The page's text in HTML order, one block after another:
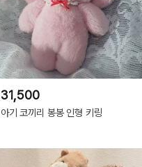
31,500
아기 코끼리 봉봉 인형 키링